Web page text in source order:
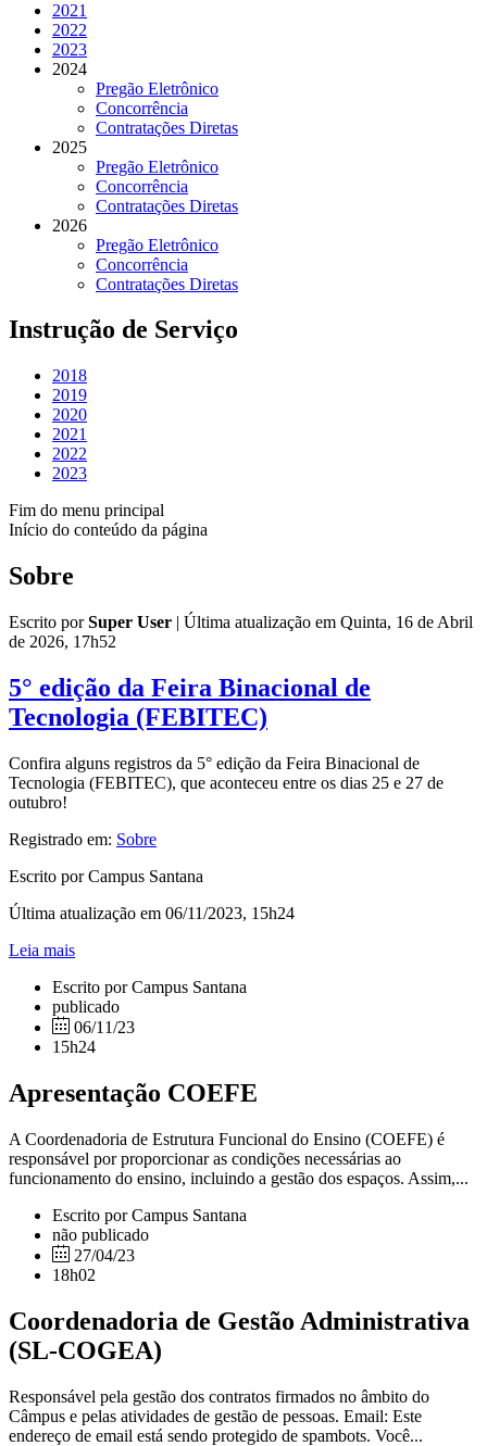
2021
2022
2023
2024
Pregão Eletrônico
Concorrência
Contratações Diretas
2025
Pregão Eletrônico
Concorrência
Contratações Diretas
2026
Pregão Eletrônico
Concorrência
Contratações Diretas
Instrução de Serviço
2018
2019
2020
2021
2022
2023
Fim do menu principal
Início do conteúdo da página
Sobre
Escrito porSuper User | Última atualização em Quinta, 16 de Abril
de 2026, 17h52
5° edição da Feira Binacional de
Tecnologia (FEBITEC)
Confira alguns registros da 5° edição da Feira Binacional de
Tecnologia (FEBITEC), que aconteceu entre os dias 25 e 27 de
outubro!
Registrado em: Sobre
Escrito por Campus Santana
Última atualização em 06/11/2023, 15h24
Leia mais
Escrito por Campus Santana
publicado
06/11/23
15h24
Apresentação COEFE
A Coordenadoria de Estrutura Funcional do Ensino (COEFE) é
responsável por proporcionar as condições necessárias ao
funcionamento do ensino, incluindo a gestão dos espaços. Assim,...
Escrito por Campus Santana
não publicado
27/04/23
18h02
Coordenadoria de Gestão Administrativa
(SL-COGEA)
Responsável pela gestão dos contratos firmados no âmbito do
Câmpus e pelas atividades de gestão de pessoas. Email: Este
endereço de email está sendo protegido de spambots. Você...